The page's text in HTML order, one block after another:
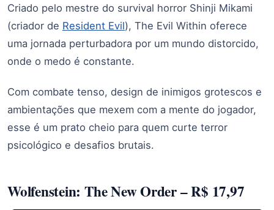
Criado pelo mestre do survival horror Shinji Mikami
(criador de Resident Evil), The Evil Within oferece
uma jornada perturbadora por um mundo distorcido,
onde o medo é constante.
Com combate tenso, design de inimigos grotescos e
ambientações que mexem com a mente do jogador,
esse é um prato cheio para quem curte terror
psicológico e desafios brutais.
Wolfenstein: The New Order – R$ 17,97